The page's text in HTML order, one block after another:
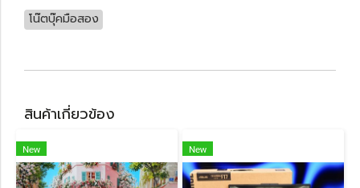
โน๊ตบุ๊คมือสอง
สินค้าเกี่ยวข้อง
New New